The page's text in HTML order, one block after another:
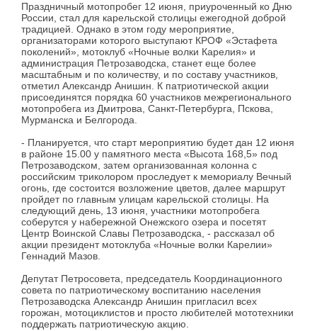
Праздничный мотопробег 12 июня, приуроченный ко Дню
России, стал для карельской столицы ежегодной доброй
традицией. Однако в этом году мероприятие,
организаторами которого выступают КРОФ «Эстафета
поколений», мотоклуб «Ночные волки Карелия» и
администрация Петрозаводска, станет еще более
масштабным и по количеству, и по составу участников,
отметил Александр Анишин. К патриотической акции
присоединятся порядка 60 участников межрегионального
мотопробега из Дмитрова, Санкт-Петербурга, Пскова,
Мурманска и Белгорода.
- Планируется, что старт мероприятию будет дан 12 июня
в районе 15.00 у памятного места «Высота 168,5» под
Петрозаводском, затем организованная колонна с
российским триколором проследует к мемориалу Вечный
огонь, где состоится возложение цветов, далее маршрут
пройдет по главным улицам карельской столицы. На
следующий день, 13 июня, участники мотопробега
соберутся у набережной Онежского озера и посетят
Центр Воинской Славы Петрозаводска, - рассказал об
акции президент мотоклуба «Ночные волки Карелии»
Геннадий Мазов.
Депутат Петросовета, председатель Координационного
совета по патриотическому воспитанию населения
Петрозаводска Александр Анишин пригласил всех
горожан, мотоциклистов и просто любителей мототехники
поддержать патриотическую акцию.